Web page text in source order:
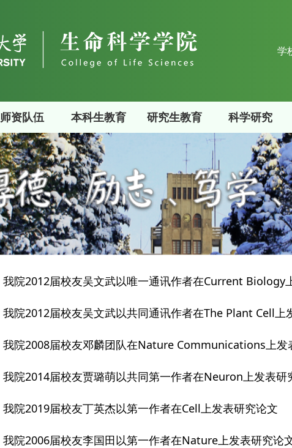
学
师资队伍 本科生教育 研究生教育 科学研究
我院2012届校友吴文武以唯一通讯作者在Current Biology
我院2012届校友吴文武以共同通讯作者在The Plant Cell上
我院2008届校友邓麟团队在Nature Communications上发
我院2014届校友贾璐萌以共同第一作者在Neuron上发表研
我院2019届校友丁英杰以第一作者在Cell上发表研究论文
我院2006届校友李国田以第一作者在Nature上发表研究论